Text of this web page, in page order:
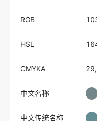
RGB
HSL
CMYKA
中文名称
中文传统名称